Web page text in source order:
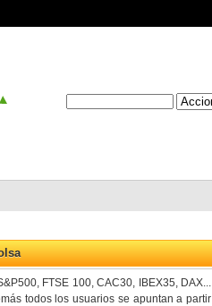
FTSE 100, CAC30, IBEX35, DAX...
todos los usuarios se apuntan a partir